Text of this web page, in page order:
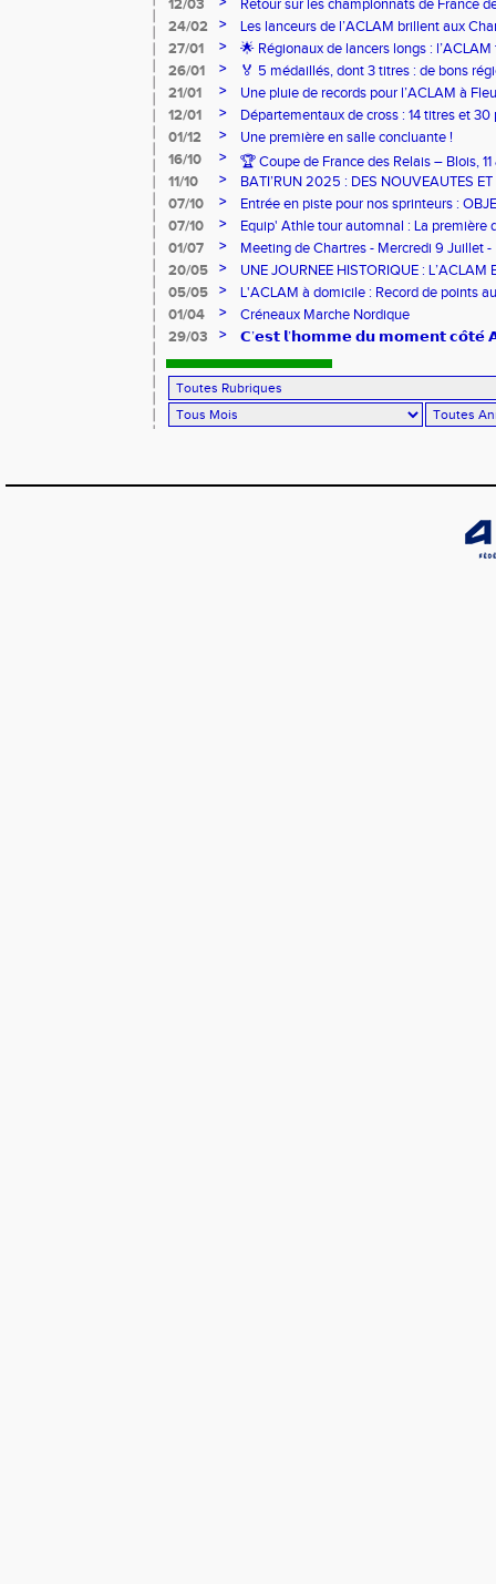
12/03
Retour sur les championnats de France
24/02
>
Les lanceurs de l’ACLAM brillent aux
Lancers Longs à Nice
27/01 >
🌟 Régionaux de lancers longs :
sur-Loire
26/01 >
🏅 5 médaillés, dont 3 titres : de bons
pour l’Aclam !
21/01 >
Une pluie de records pour l’ACLAM à
12/01
>
Départementaux de cross : 14 titres et 30
01/12
>
Une première en salle concluante !
16/10
>
🏆 Coupe de France des Relais – Blois,
11/10
>
BATI’RUN 2025 : DES NOUVEAUTES
07/10
>
Entrée en piste pour nos sprinteurs :
FRANCE !
07/10 >
Equip' Athle tour automnal : La première
jeunes !
01/07 >
Meeting de Chartres - Mercredi 9 Juillet
20/05
>
UNE JOURNEE HISTORIQUE : L’ACLAM
05/05
>
L'ACLAM à domicile : Record de points
01/04
>
Créneaux Marche Nordique
29/03
> 𝗖’𝗲𝘀𝘁 𝗹’𝗵𝗼𝗺𝗺𝗲 𝗱𝘂 𝗺𝗼𝗺𝗲𝗻𝘁 𝗰𝗼̂𝘁𝗲́